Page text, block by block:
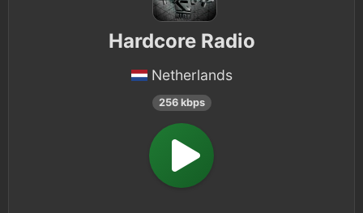
Hardcore Radio
Netherlands
256 kbps